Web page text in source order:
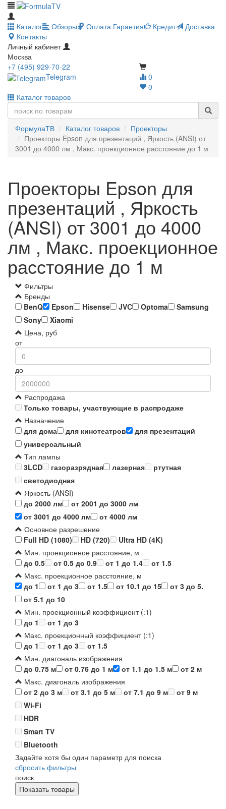
Каталог Обзоры Оплата Гарантия Кредит
Доставка
Контакты
Личный кабинет
Москва
0
0
+7 (495) 929-70-22
Telegram
Каталог товаров
ФормулаТВ Каталог товаров
Проекторы
Проекторы Epson для презентаций , Яркость (ANSI) от
3001 до 4000 лм , Макс. проекционное расстояние до 1 м
Проекторы Epson для
презентаций , Яркость
(ANSI) от 3001 до 4000
лм , Макс. проекционное
расстояние до 1 м
Фильтры
Бренды
BenQ
Epson Hisense JVC Optoma
Samsung
Sony
Xiaomi
Цена, руб
от
до
Распродажа
Только товары, участвующие в распродаже
Назначение
для дома
для кинотеатров
для презентаций
универсальный
Тип лампы
3LCD
газоразрядная лазерная
ртутная
светодиодная
Яркость (ANSI)
до 2000 лм
от 2001 до 3000 лм
от 3001 до 4000 лм
от 4000 лм
Основное разрешение
Full HD (1080)
HD (720)
Ultra HD (4K)
Мин. проекционное расстояние, м
до 0.5
от 0.5 до 0.9 от 1 до 1.4
от 1.5
Макс. проекционное расстояние, м
до 1
от 1 до 3 от 1.5 от 10.1 до 15
от 3 до 5.
от 5.1 до 10
Мин. проекционный коэффициент (:1)
до 1
от 1 до 3
Макс. проекционный коэффициент (:1)
до 1
от 1 до 3
от 1.5
Мин. диагональ изображения
до 0.75 м
от 0.76 до 1 м от 1.1 до 1.5 м
от 2 м
Макс. диагональ изображения
от 2 до 3 м
от 3.1 до 5 м от 7.1 до 9 м
от 9 м
Wi-Fi
HDR
Smart TV
Bluetooth
Задайте хотя бы один параметр для поиска
сбросить фильтры
поиск